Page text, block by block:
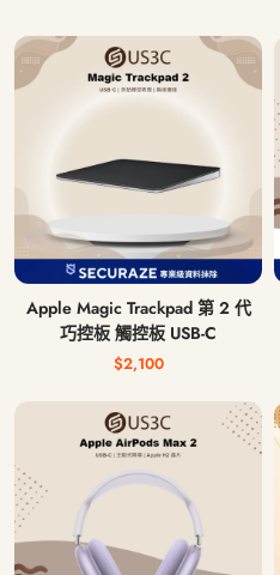
Apple Magic Trackpad 第 2 代
巧控板 觸控板 USB-C
$2,100